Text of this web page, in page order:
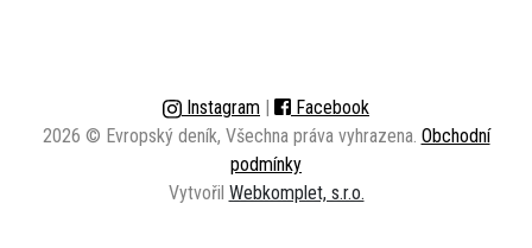
Instagram |
Facebook
2026 © Evropský deník, Všechna práva vyhrazena. Obchodní
podmínky
Vytvořil Webkomplet, s.r.o.